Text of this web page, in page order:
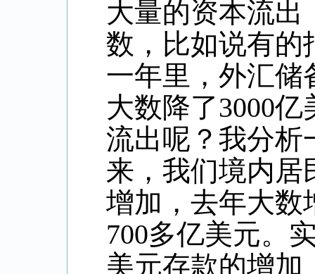
大量的资本流出
数，比如说有的
一年里，外汇储
大数降了3000亿
流出呢？我分析
来，我们境内居
增加，去年大数
700多亿美元。
美元存款的增加